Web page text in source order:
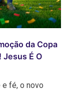
da Copa
Jesus É O
e fé, o novo